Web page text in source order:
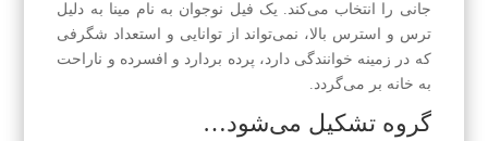
جانی را انتخاب می‌کند. یک فیل نوجوان به نام مینا به دلیل
ترس و استرس بالا، نمی‌تواند از توانایی و استعداد شگرفی
که در زمینه خوانندگی دارد، پرده بردارد و افسرده و ناراحت
به خانه بر می‌گردد.
گروه تشکیل می‌شود…